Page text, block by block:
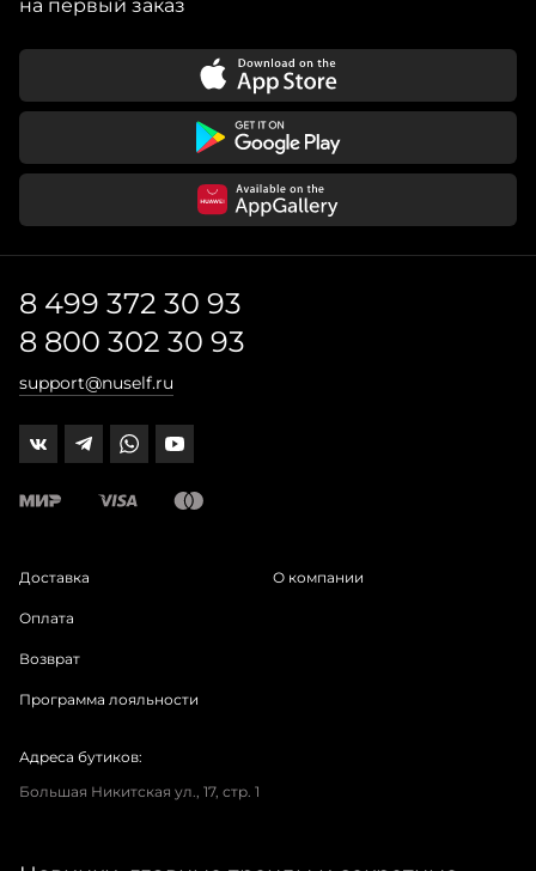
на первый заказ
8 499 372 30 93
8 800 302 30 93
support@nuself.ru
Доставка
Оплата
Возврат
Программа лояльности
О компании
Адреса бутиков:
Большая Никитская ул., 17, стр. 1